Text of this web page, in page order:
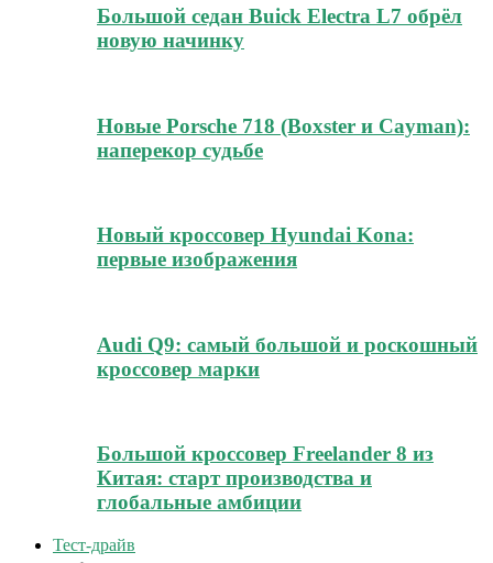
Большой седан Buick Electra L7 обрёл
новую начинку
Новые Porsche 718 (Boxster и Cayman):
наперекор судьбе
Новый кроссовер Hyundai Kona:
первые изображения
Audi Q9: самый большой и роскошный
кроссовер марки
Большой кроссовер Freelander 8 из
Китая: старт производства и
глобальные амбиции
Тест-драйв